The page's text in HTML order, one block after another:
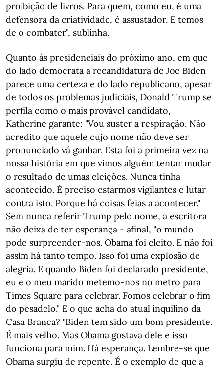
proibição de livros. Para quem, como eu, é uma
defensora da criatividade, é assustador. E temos
de o combater", sublinha.
Quanto às presidenciais do próximo ano, em que
do lado democrata a recandidatura de Joe Biden
parece uma certeza e do lado republicano, apesar
de todos os problemas judiciais, Donald Trump se
perfila como o mais provável candidato,
Katherine garante: "Vou suster a respiração. Não
acredito que aquele cujo nome não deve ser
pronunciado vá ganhar. Esta foi a primeira vez na
nossa história em que vimos alguém tentar mudar
o resultado de umas eleições. Nunca tinha
acontecido. É preciso estarmos vigilantes e lutar
contra isto. Porque há coisas feias a acontecer."
Sem nunca referir Trump pelo nome, a escritora
não deixa de ter esperança - afinal, "o mundo
pode surpreender-nos. Obama foi eleito. E não foi
assim há tanto tempo. Isso foi uma explosão de
alegria. E quando Biden foi declarado presidente,
eu e o meu marido metemo-nos no metro para
Times Square para celebrar. Fomos celebrar o fim
do pesadelo." E o que acha do atual inquilino da
Casa Branca? "Biden tem sido um bom presidente.
É mais velho. Mas Obama gostava dele e isso
funciona para mim. Há esperança. Lembre-se que
Obama surgiu de repente. É o exemplo de que a